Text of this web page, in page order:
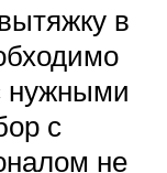
в
нужными
с
не